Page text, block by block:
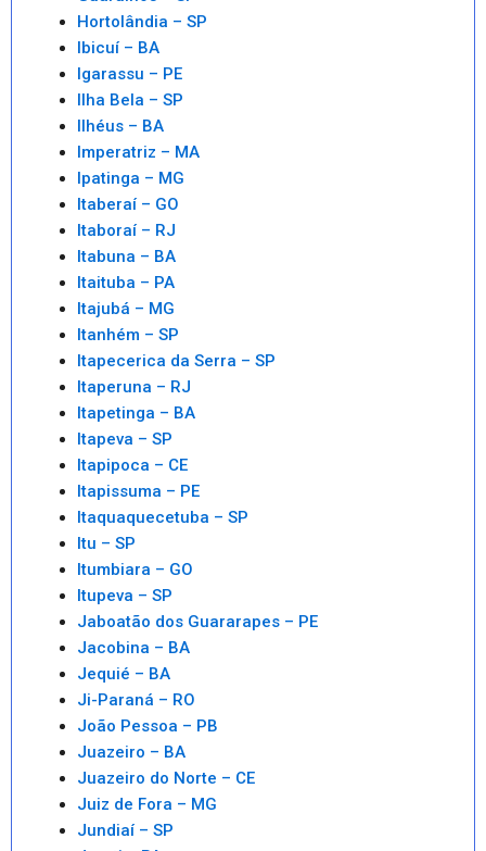
Hortolândia – SP
Ibicuí – BA
Igarassu – PE
Ilha Bela – SP
Ilhéus – BA
Imperatriz – MA
Ipatinga – MG
Itaberaí – GO
Itaboraí – RJ
Itabuna – BA
Itaituba – PA
Itajubá – MG
Itanhém – SP
Itapecerica da Serra – SP
Itaperuna – RJ
Itapetinga – BA
Itapeva – SP
Itapipoca – CE
Itapissuma – PE
Itaquaquecetuba – SP
Itu – SP
Itumbiara – GO
Itupeva – SP
Jaboatão dos Guararapes – PE
Jacobina – BA
Jequié – BA
Ji-Paraná – RO
João Pessoa – PB
Juazeiro – BA
Juazeiro do Norte – CE
Juiz de Fora – MG
Jundiaí – SP